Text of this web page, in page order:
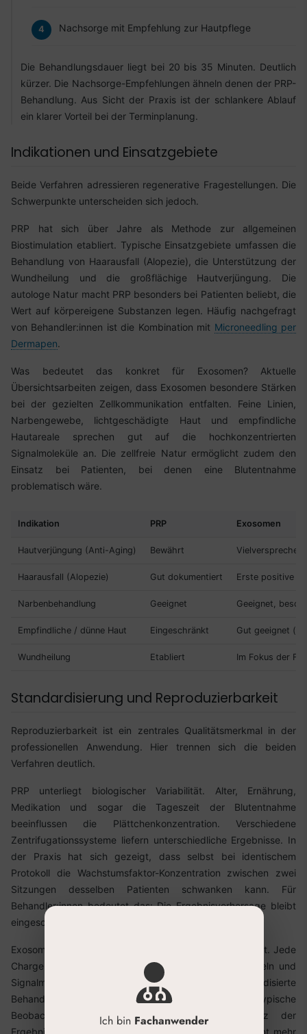
Nachsorge mit Empfehlung zur Hautpflege
Die Behandlungsdauer liegt bei 20 bis 35 Minuten. Deutlich
kürzer. Die Nachsorge-Empfehlungen ähneln denen der PRP-
Behandlung. Aus Sicht der Praxis ist der schlankere Ablauf
ein klarer Vorteil bei der Terminplanung.
Indikationen und Einsatzgebiete
Beide Verfahren adressieren regenerative Fragestellungen. Die
Schwerpunkte unterscheiden sich jedoch.
PRP hat sich über Jahre als Methode zur allgemeinen
Biostimulation etabliert. Typische Einsatzgebiete umfassen die
Behandlung von Haarausfall (Alopezie), die Unterstützung der
Wundheilung und die großflächige Hautverjüngung. Die
autologe Natur macht PRP besonders bei Patienten beliebt, die
Wert auf körpereigene Substanzen legen. Häufig nachgefragt
von Behandler:innen ist die Kombination mit Microneedling per
Dermapen.
Was bedeutet das konkret für Exosomen? Aktuelle
Übersichtsarbeiten zeigen, dass Exosomen besondere Stärken
bei der gezielten Zellkommunikation entfalten. Feine Linien,
Narbengewebe, lichtgeschädigte Haut und empfindliche
Hautareale sprechen gut auf die hochkonzentrierten
Signalmoleküle an. Die zellfreie Natur ermöglicht zudem den
Einsatz bei Patienten, bei denen eine Blutentnahme
problematisch wäre.
Indikation PRP Exosomen
Hautverjüngung (Anti-Aging) Bewährt
Haarausfall (Alopezie) Gut dokumentiert Erste positive
Narbenbehandlung Geeignet Geeignet,
Empfindliche / dünne Haut Eingeschränkt Gut geeignet
Wundheilung Etabliert Im Fokus der
Standardisierung und Reproduzierbarkeit
Reproduzierbarkeit ist ein zentrales Qualitätsmerkmal in der
professionellen Anwendung. Hier trennen sich die beiden
Verfahren deutlich.
PRP unterliegt biologischer Variabilität. Alter, Ernährung,
Medikation und sogar die Tageszeit der Blutentnahme
beeinflussen die Plättchenkonzentration. Verschiedene
Zentrifugationssysteme liefern unterschiedliche Ergebnisse. In
der Praxis hat sich gezeigt, dass selbst bei identischem
Protokoll die Wachstumsfaktor-Konzentration zwischen zwei
Sitzungen desselben Patienten schwanken kann. Für
Behandler:innen bedeutet das: Die Ergebnisvorhersage bleibt
eingeschränkt.
Exosomen-Präparate werden chargengeprüft hergestellt. Jede
Charge enthält eine definierte Konzentration an Vesikeln und
Signalmolekülen. Das ermöglicht standardisierte
Behandlungsprotokolle mit vorhersagbarer Dosierung. Typische
Beobachtung im Behandler-Alltag: Die Konsistenz der
Ergebnisse steigt, wenn die Wirkstoffkonzentration nicht mehr
Ich bin Fachanwender